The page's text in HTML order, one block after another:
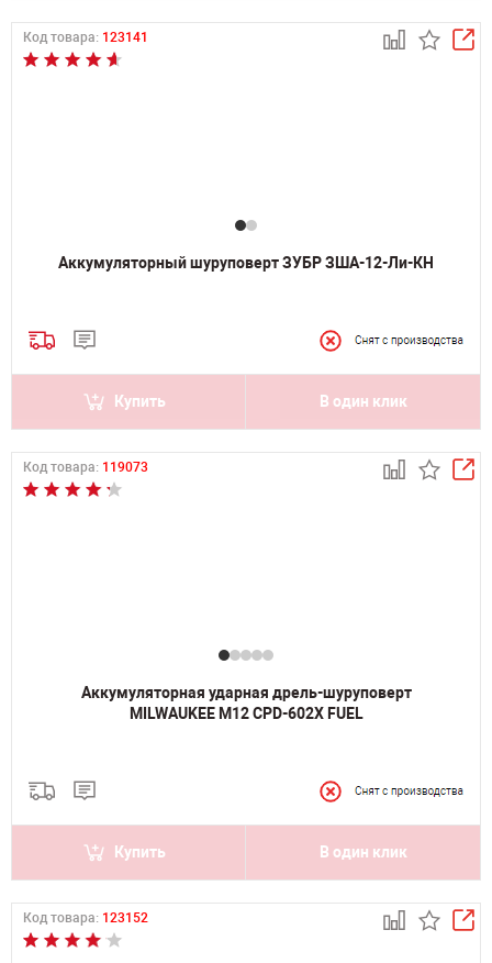
Код товара: 123141
Аккумуляторный шуруповерт ЗУБР ЗША-12-Ли-КН
Купить В один клик
Код товара: 119073
Аккумуляторная ударная дрель-шуруповерт
MILWAUKEE M12 CPD-602X FUEL
Купить В один клик
Код товара: 123152